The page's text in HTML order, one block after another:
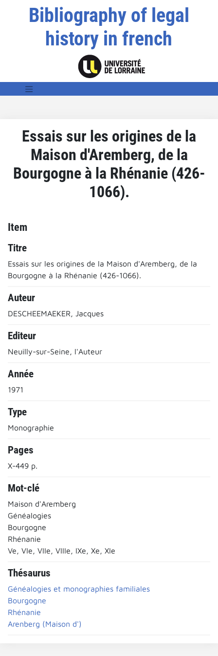
Bibliography of legal
history in french
Essais sur les origines de la
Maison d'Aremberg, de la
Bourgogne à la Rhénanie (426-
1066).
Item
Titre
Essais sur les origines de la Maison d'Aremberg, de la
Bourgogne à la Rhénanie (426-1066).
Auteur
DESCHEEMAEKER, Jacques
Editeur
Neuilly-sur-Seine, l'Auteur
Année
1971
Type
Monographie
Pages
X-449 p.
Mot-clé
Maison d'Aremberg
Généalogies
Bourgogne
Rhénanie
Ve, VIe, VIIe, VIIIe, IXe, Xe, XIe
Thésaurus
Généalogies et monographies familiales
Bourgogne
Rhénanie
Arenberg (Maison d')